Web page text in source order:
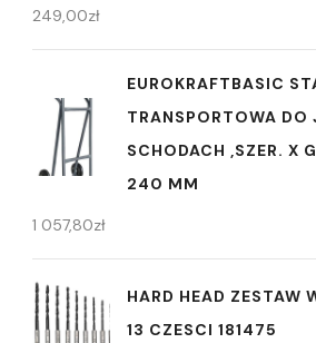
249,00zł
EUROKRAFTBASIC
TRANSPORTOWA DO
SCHODACH ,SZER. X
240 MM
1 057,80zł
HARD HEAD ZESTAW
13 CZESCI 181475